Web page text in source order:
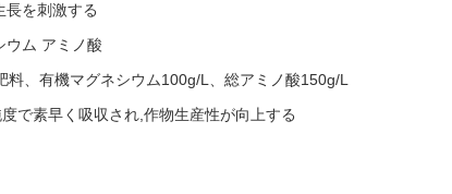
長を刺激する
ウム アミノ酸
、有機マグネシウム100g/L、総アミノ酸150g/L
で素早く吸収され,作物生産性が向上する